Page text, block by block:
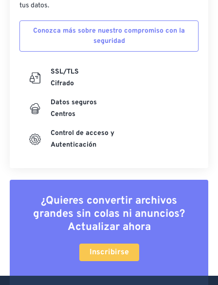
tus datos.
Conozca más sobre nuestro compromiso con la
seguridad
SSL/TLS
Cifrado
Datos seguros
Centros
Control de acceso y
Autenticación
¿Quieres convertir archivos
grandes sin colas ni anuncios?
Actualizar ahora
Inscribirse